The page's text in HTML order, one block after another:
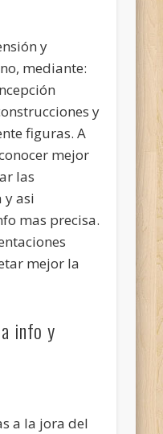
y
mediante:
y
figuras. A
mejor
las
y asi
mas precisa.
mejor la
info y
a la jora del